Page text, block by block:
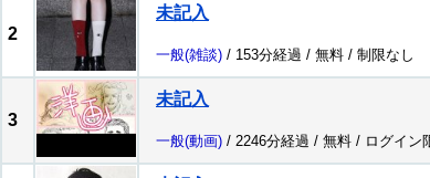
2
未記入
一般(雑談) / 153分経過 / 無料 / 制限なし
3
未記入
一般(動画) / 2246分経過 / 無料 / ログイン